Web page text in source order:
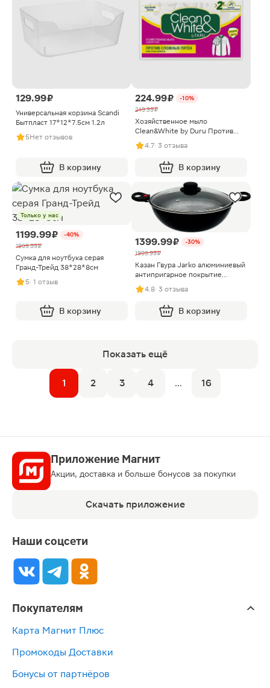
129.99 ₽
Универсальная корзина Scandi
Бытпласт 17*12*7.5см 1.2л
5Нет отзывов
В корзину
224.99 ₽
-10%
249.99 ₽
Хозяйственное мыло
Clean&White by Duru Против
пятен 4шт 120г
4.7· 3 отзыва
В корзину
Только у нас
1199.99 ₽
-40%
1999.99 ₽
Сумка для ноутбука серая
Гранд-Трейд 38*28*8см
5· 1 отзыв
В корзину
1399.99 ₽
-30%
1999.99 ₽
Казан Гвура Jarko алюминиевый
антипригарное покрытие
съёмная ручка 4л 28см
4.8· 3 отзыва
В корзину
Показать ещё
1 2 3 4 ... 16
Приложение Магнит
Акции, доставка и больше бонусов за покупки
Скачать приложение
Наши соцсети
Покупателям
Карта Магнит Плюс
Промокоды Доставки
Бонусы от партнёров